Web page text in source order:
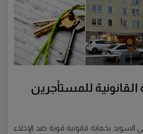
القانونية للمستأجرين
السويد بحماية قانونية قوية ضد الإخلاء